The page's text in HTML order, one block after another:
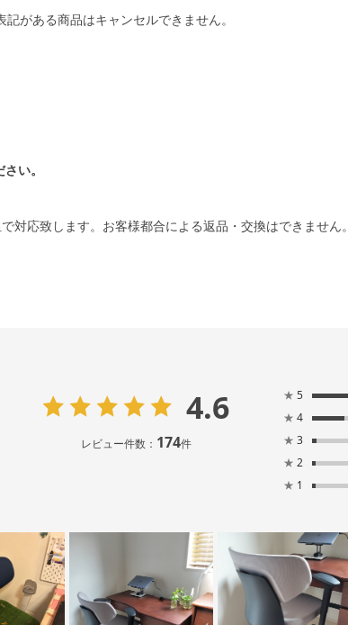
がある商品はキャンセルできません。
い。
応致します。お客様都合による返品・交換はできません。
4.6
レビュー件数： 174件
★ 5
★ 4
★ 3
★ 2
★ 1